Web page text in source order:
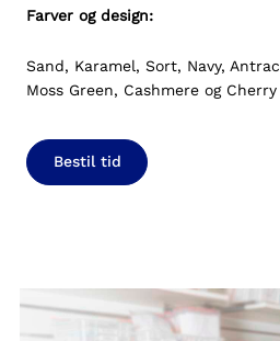
Farver og design:
Sand, Karamel, Sort, Navy,
Moss Green, Cashmere og Cherry
Bestil tid